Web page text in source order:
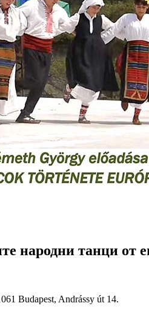
народни танци от
Budapest, Andrássy út 14.